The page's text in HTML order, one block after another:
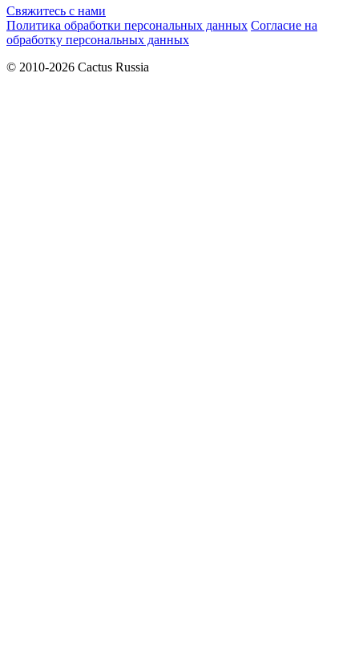
Свяжитесь с нами
Политика обработки персональных данных Согласие на
обработку персональных данных
© 2010-2026 Cactus Russia